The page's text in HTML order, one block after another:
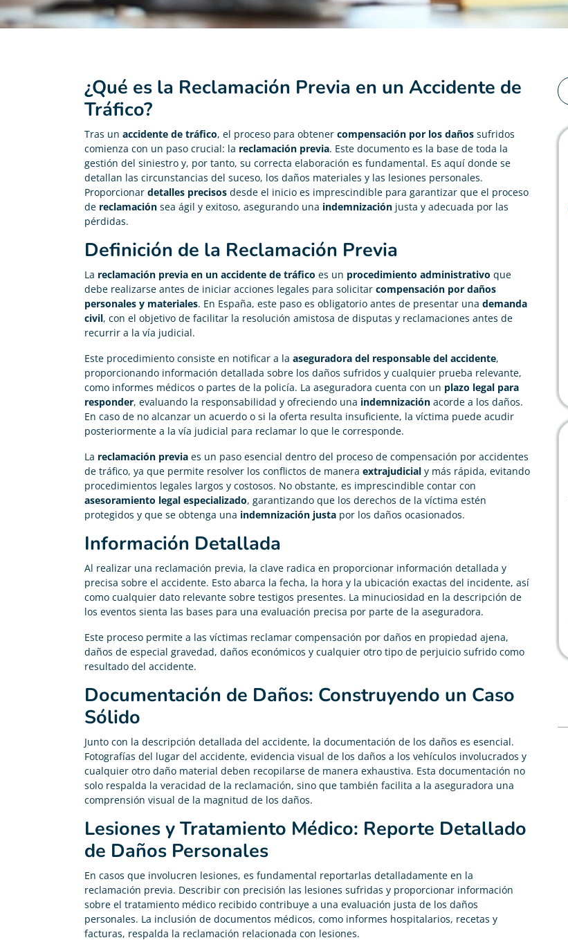
¿Qué es la Reclamación Previa en un Accidente de
Tráfico?
Tras un accidente de tráfico, el proceso para obtener compensación por los daños sufridos
comienza con un paso crucial: la reclamación previa. Este documento es la base de toda la
gestión del siniestro y, por tanto, su correcta elaboración es fundamental. Es aquí donde se
detallan las circunstancias del suceso, los daños materiales y las lesiones personales.
Proporcionar detalles precisos desde el inicio es imprescindible para garantizar que el proceso
de reclamación sea ágil y exitoso, asegurando una indemnización justa y adecuada por las
pérdidas.
Definición de la Reclamación Previa
La reclamación previa en un accidente de tráfico es un procedimiento administrativo que
debe realizarse antes de iniciar acciones legales para solicitar compensación por daños
personales y materiales. En España, este paso es obligatorio antes de presentar una demanda
civil, con el objetivo de facilitar la resolución amistosa de disputas y reclamaciones antes de
recurrir a la vía judicial.
Este procedimiento consiste en notificar a la aseguradora del responsable del accidente,
proporcionando información detallada sobre los daños sufridos y cualquier prueba relevante,
como informes médicos o partes de la policía. La aseguradora cuenta con un plazo legal para
responder, evaluando la responsabilidad y ofreciendo una indemnización acorde a los daños.
En caso de no alcanzar un acuerdo o si la oferta resulta insuficiente, la víctima puede acudir
posteriormente a la vía judicial para reclamar lo que le corresponde.
La reclamación previa es un paso esencial dentro del proceso de compensación por accidentes
de tráfico, ya que permite resolver los conflictos de manera extrajudicial y más rápida, evitando
procedimientos legales largos y costosos. No obstante, es imprescindible contar con
asesoramiento legal especializado, garantizando que los derechos de la víctima estén
protegidos y que se obtenga una indemnización justa por los daños ocasionados.
Información Detallada
Al realizar una reclamación previa, la clave radica en proporcionar información detallada y
precisa sobre el accidente. Esto abarca la fecha, la hora y la ubicación exactas del incidente, así
como cualquier dato relevante sobre testigos presentes. La minuciosidad en la descripción de
los eventos sienta las bases para una evaluación precisa por parte de la aseguradora.
Este proceso permite a las víctimas reclamar compensación por daños en propiedad ajena,
daños de especial gravedad, daños económicos y cualquier otro tipo de perjuicio sufrido como
resultado del accidente.
Documentación de Daños: Construyendo un Caso
Sólido
Junto con la descripción detallada del accidente, la documentación de los daños es esencial.
Fotografías del lugar del accidente, evidencia visual de los daños a los vehículos involucrados y
cualquier otro daño material deben recopilarse de manera exhaustiva. Esta documentación no
solo respalda la veracidad de la reclamación, sino que también facilita a la aseguradora una
comprensión visual de la magnitud de los daños.
Lesiones y Tratamiento Médico: Reporte Detallado
de Daños Personales
En casos que involucren lesiones, es fundamental reportarlas detalladamente en la
reclamación previa. Describir con precisión las lesiones sufridas y proporcionar información
sobre el tratamiento médico recibido contribuye a una evaluación justa de los daños
personales. La inclusión de documentos médicos, como informes hospitalarios, recetas y
facturas, respalda la reclamación relacionada con lesiones.
Carolina Garcés

Me he pasado de mi antigua compañía y ahora pago
200€ menos en mi seguro de vida

He podido rebajar el precio de mi seguro de vida un
70%, realmente cumple con lo que dicen